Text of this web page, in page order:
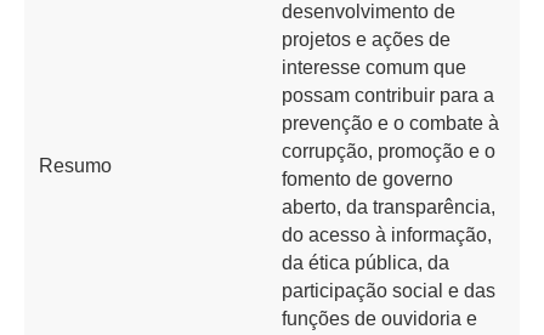
Resumo
desenvolvimento de
projetos e ações de
interesse comum que
possam contribuir para a
prevenção e o combate à
corrupção, promoção e o
fomento de governo
aberto, da transparência,
do acesso à informação,
da ética pública, da
participação social e das
funções de ouvidoria e